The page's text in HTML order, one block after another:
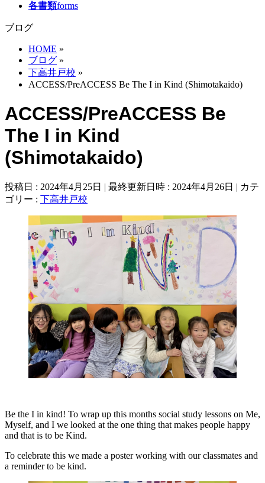
各書類forms
ブログ
HOME »
ブログ »
下高井戸校 »
ACCESS/PreACCESS Be The I in Kind (Shimotakaido)
ACCESS/PreACCESS Be
The I in Kind
(Shimotakaido)
投稿日 : 2024年4月25日 最終更新日時 : 2024年4月26日
カテ
ゴリー : 下高井戸校
Be the I in kind! To wrap up this months social study lessons on Me,
Myself, and I we looked at the one thing that makes people happy
and that is to be Kind.
To celebrate this we made a poster working with our classmates and
a reminder to be kind.